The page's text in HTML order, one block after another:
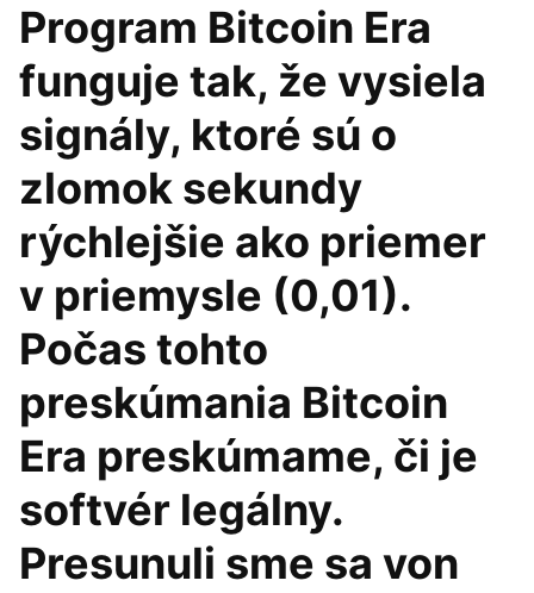
Program Bitcoin Era
funguje tak, že vysiela
signály, ktoré sú o
zlomok sekundy
rýchlejšie ako priemer
v priemysle (0,01).
Počas tohto
preskúmania Bitcoin
Era preskúmame, či je
softvér legálny.
Presunuli sme sa von